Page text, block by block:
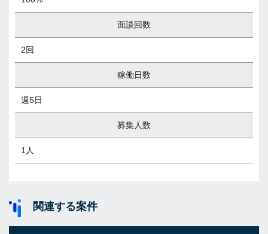
面談回数
2回
稼働日数
週5日
募集人数
1人
関連する案件